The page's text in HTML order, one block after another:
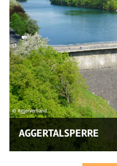
© Aggerverband
AGGERTALSPERRE